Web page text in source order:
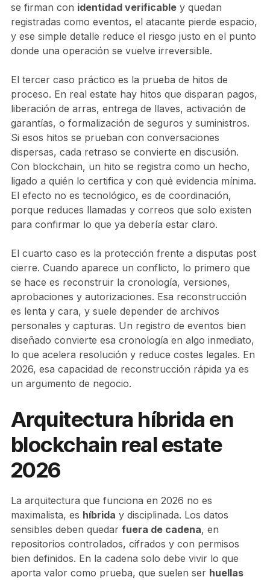
se firman con identidad verificabley quedan
registradas como eventos, el atacante pierde espacio,
y ese simple detalle reduce el riesgo justo en el punto
donde una operación se vuelve irreversible.
El tercer caso práctico es la prueba de hitos de
proceso. En real estate hay hitos que disparan pagos,
liberación de arras, entrega de llaves, activación de
garantías, o formalización de seguros y suministros.
Si esos hitos se prueban con conversaciones
dispersas, cada retraso se convierte en discusión.
Con blockchain, un hito se registra como un hecho,
ligado a quién lo certifica y con qué evidencia mínima.
El efecto no es tecnológico, es de coordinación,
porque reduces llamadas y correos que solo existen
para confirmar lo que ya debería estar claro.
El cuarto caso es la protección frente a disputas post
cierre. Cuando aparece un conflicto, lo primero que
se hace es reconstruir la cronología, versiones,
aprobaciones y autorizaciones. Esa reconstrucción
es lenta y cara, y suele depender de archivos
personales y capturas. Un registro de eventos bien
diseñado convierte esa cronología en algo inmediato,
lo que acelera resolución y reduce costes legales. En
2026, esa capacidad de reconstrucción rápida ya es
un argumento de negocio.
Arquitectura híbrida en
blockchain real estate
2026
La arquitectura que funciona en 2026 no es
maximalista, es híbrida y disciplinada. Los datos
sensibles deben quedar fuera de cadena, en
repositorios controlados, cifrados y con permisos
bien definidos. En la cadena solo debe vivir lo que
aporta valor como prueba, que suelen ser huellas